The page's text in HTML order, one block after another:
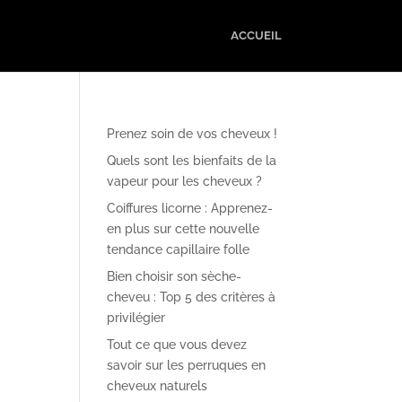
ACCUEIL
Prenez soin de vos cheveux !
Quels sont les bienfaits de la
vapeur pour les cheveux ?
Coiffures licorne : Apprenez-
en plus sur cette nouvelle
tendance capillaire folle
Bien choisir son sèche-
cheveu : Top 5 des critères à
privilégier
Tout ce que vous devez
savoir sur les perruques en
cheveux naturels